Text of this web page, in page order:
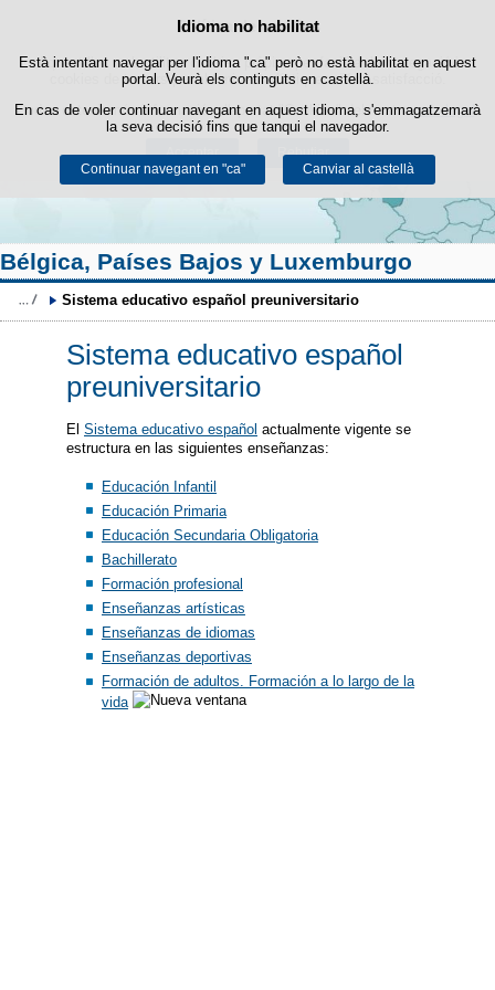
Política de cookies
Aquest lloc web utilitza cookies pròpies per facilitar la navegació i
cookies de tercers per obtenir estadístiques d'ús i satisfacció.
Podeu obtenir més informació a l'apartat "Cookies" del nostreavís legal.
Acceptar Rebutjar
Idioma no habilitat
Està intentant navegar per l'idioma "ca" però no està habilitat en aquest
portal. Veurà els continguts en castellà.
En cas de voler continuar navegant en aquest idioma, s'emmagatzemarà
la seva decisió fins que tanqui el navegador.
Continuar navegant en "ca" Canviar al castellà
Passar al contingut
Bélgica, Países Bajos y Luxemburgo
Sistema educativo español preuniversitario
Sistema educativo español
preuniversitario
El Sistema educativo español actualmente vigente se
estructura en las siguientes enseñanzas:
Educación Infantil
Educación Primaria
Educación Secundaria Obligatoria
Bachillerato
Formación profesional
Enseñanzas artísticas
Enseñanzas de idiomas
Enseñanzas deportivas
Formación de adultos. Formación a lo largo de la
vida